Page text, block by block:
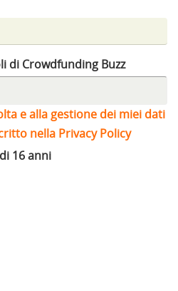
di Crowdfunding Buzz
e alla gestione dei miei dati
nella Privacy Policy
16 anni